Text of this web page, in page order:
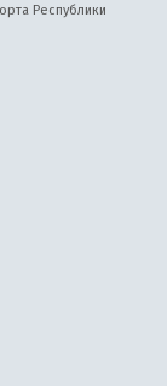
Республики